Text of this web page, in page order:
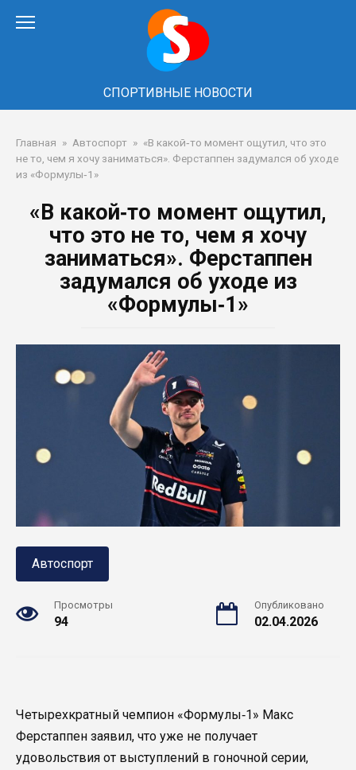
СПОРТИВНЫЕ НОВОСТИ
Главная » Автоспорт » «В какой‑то момент ощутил, что это
не то, чем я хочу заниматься». Ферстаппен задумался об уходе
из «Формулы‑1»
«В какой‑то момент ощутил,
что это не то, чем я хочу
заниматься». Ферстаппен
задумался об уходе из
«Формулы‑1»
Автоспорт
Просмотры
94
Опубликовано
02.04.2026
Четырехкратный чемпион «Формулы‑1» Макс
Ферстаппен заявил, что уже не получает
удовольствия от выступлений в гоночной серии,